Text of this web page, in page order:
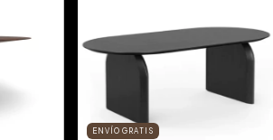
ENVÍO GRATIS